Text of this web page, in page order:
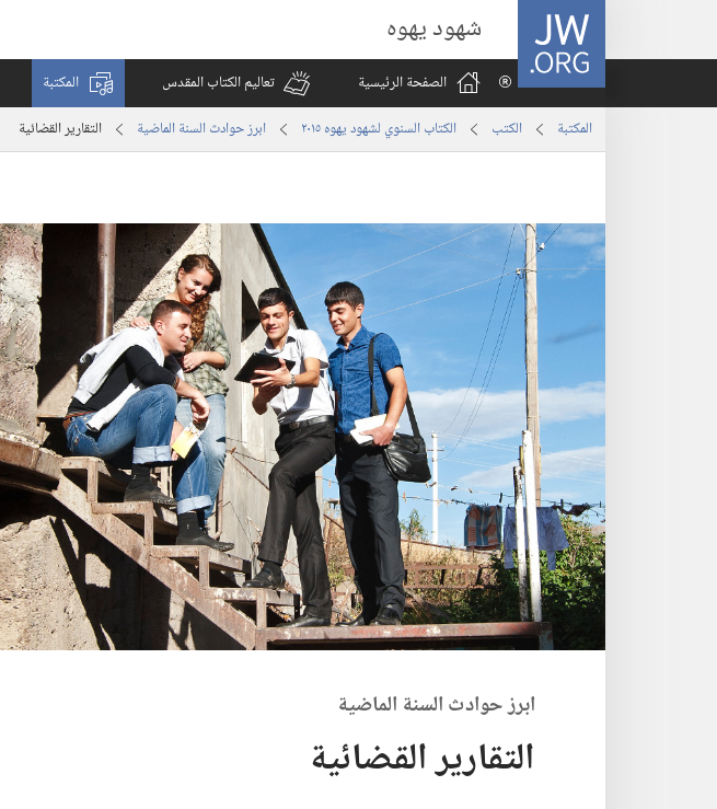
JW.ORG شهود يهوه
الصفحة الرئيسية
تعاليم الكتاب المقدس المكتبة
المكتبة الكتب الكتاب السنوي لشهود يهوه ٢٠١٥ ابرز حوادث السنة الماضية التقارير القضائية
ابرز حوادث السنة الماضية
التقارير القضائية